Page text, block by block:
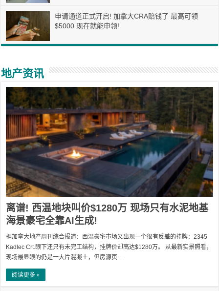
申请通道正式开启! 加拿大CRA赔钱了 最高可领
$5000 现在就能申领!
地产资讯
离谱! 西温地块叫价$1280万 现场只有水泥地基
海景豪宅全靠AI生成!
据加拿大地产周刊综合报道：西温豪宅市场又出现一个很有反差的挂牌：2345
Kadlec Crt.眼下还只有未完工结构，挂牌价却高达$1280万。 从最新实景照看，
现场最显眼的仍是一大片混凝土，但房源页 …
阅读更多 »